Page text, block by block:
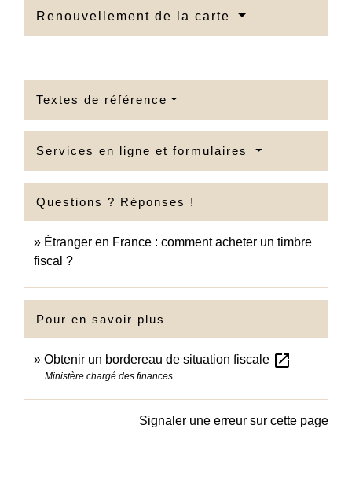
Renouvellement de la carte
Textes de référence
Services en ligne et formulaires
Questions ? Réponses !
Étranger en France : comment acheter un timbre
fiscal ?
Pour en savoir plus
Obtenir un bordereau de situation fiscale open_in_new
Ministère chargé des finances
Signaler une erreur sur cette page